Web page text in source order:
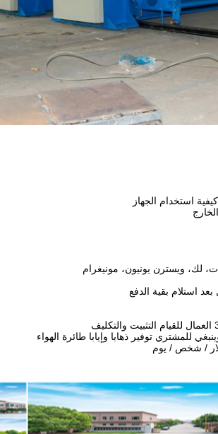
استخدام الجهاز
للمشتري توفير ذهابا وإيابا طائرة الهواء